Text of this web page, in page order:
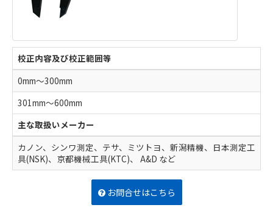
校正内容及び校正範囲等
0mm～300mm
301mm～600mm
主な取扱いメーカー
カノン、シンワ測定、テサ、ミツトヨ、新潟精機、日本測定工
具(NSK)、京都機械工具(KTC)、 A&D など
お問合せはこちら